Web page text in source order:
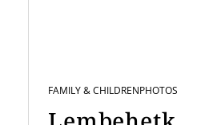
FAMILY & CHILDRENPHOTOS